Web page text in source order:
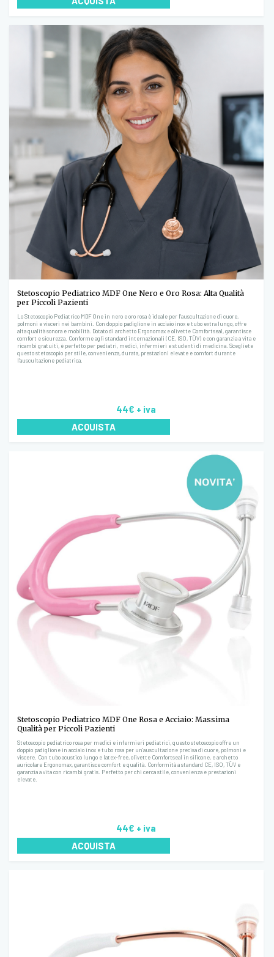
Stetoscopio Pediatrico MDF One Nero e Oro Rosa: Alta Qualità
per Piccoli Pazienti
Lo Stetoscopio Pediatrico MDF One in nero e oro rosa è ideale per l'auscultazione di cuore,
polmoni e visceri nei bambini. Con doppio padiglione in acciaio inox e tubo extra lungo, offre
alta qualità sonora e mobilità. Dotato di archetto Ergonomax e olivette Comfortseal, garantisce
comfort e sicurezza. Conforme agli standard internazionali (CE, ISO, TÜV) e con garanzia a vita e
ricambi gratuiti, è perfetto per pediatri, medici, infermieri e studenti di medicina. Scegliete
questo stetoscopio per stile, convenienza, durata, prestazioni elevate e comfort durante
l'auscultazione pediatrica.
44€ + iva
ACQUISTA
Stetoscopio Pediatrico MDF One Rosa e Acciaio: Massima
Qualità per Piccoli Pazienti
Stetoscopio pediatrico rosa per medici e infermieri pediatrici, questo stetoscopio offre un
doppio padiglione in acciaio inox e tubo rosa per un'auscultazione precisa di cuore, polmoni e
viscere. Con tubo acustico lungo e latex-free, olivette Comfortseal in silicone, e archetto
auricolare Ergonomax, garantisce comfort e qualità. Conformità a standard CE, ISO, TÜV e
garanzia a vita con ricambi gratis. Perfetto per chi cerca stile, convenienza e prestazioni
elevate.
44€ + iva
ACQUISTA